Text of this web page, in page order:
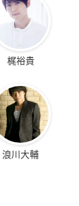
梶裕貴
浪川大輔